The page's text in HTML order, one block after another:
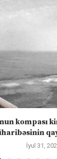
kompası
İyul 31,